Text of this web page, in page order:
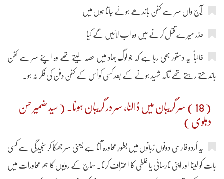
عذر میرے قتل کرنے میں وہ اب لائیں گے کیا
غالباً یہ دستور بھی رہا ہے کہ جو لوگ جہاد میں حصہ لیتے تھے وہ اپنے سر سے کفن
باندھتے رہتے تھے تاکہ شہید ہونے کے بعد کسی کو اُس کے کفن دفن کی فکر نہ ہو۔
( 18 ) سر گریبان میں ڈالنا، سر در گریبان ہونا۔ ( سید ضمیر حسن
دہلوی )
یہ اُردو فارسی دونوں زبانوں میں بطورِ محاورہ آتا ہے یعنی سر جھکا کر سنجیدگی سے کسی
بات کو لینا اور اپنی نارسائی یا غلطی کا اعتراف کرنا۔ سماج کے رویوں کا ہم محاورات میں